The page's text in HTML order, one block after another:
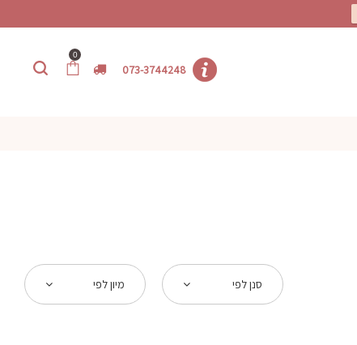
073-3744248
0
סנן לפי מיון לפי